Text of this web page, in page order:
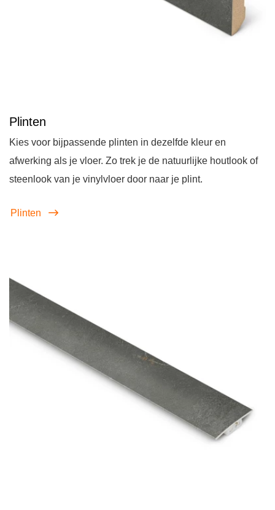
Plinten
Kies voor bijpassende plinten in dezelfde kleur en
afwerking als je vloer. Zo trek je de natuurlijke houtlook of
steenlook van je vinylvloer door naar je plint.
Plinten